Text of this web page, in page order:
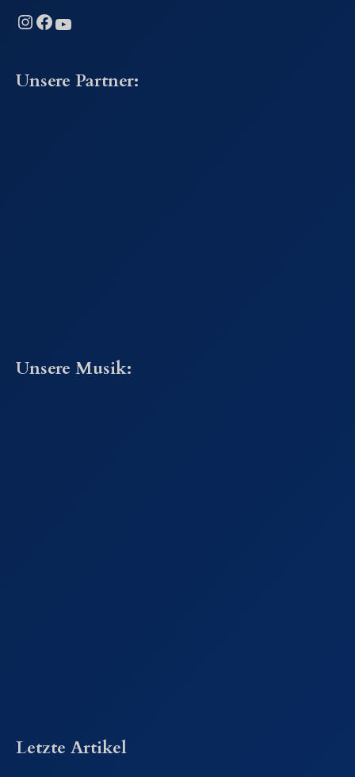
Instagram Facebook YouTube
Unsere Partner:
Unsere Musik:
Letzte Artikel